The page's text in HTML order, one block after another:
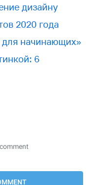
дизайну
2020 года
для начинающих»
6